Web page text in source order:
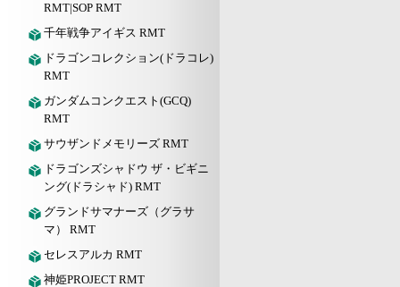
RMT|SOP RMT
千年戦争アイギス RMT
ドラゴンコレクション(ドラコレ)
RMT
ガンダムコンクエスト(GCQ)
RMT
サウザンドメモリーズ RMT
ドラゴンズシャドウ ザ・ビギニ
ング(ドラシャド) RMT
グランドサマナーズ（グラサ
マ） RMT
セレスアルカ RMT
神姫PROJECT RMT